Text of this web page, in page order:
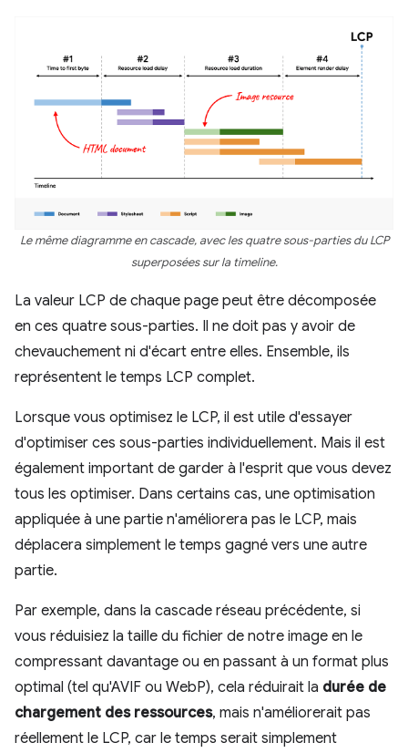
Le même diagramme en cascade, avec les quatre sous-parties du LCP
superposées sur la timeline.
La valeur LCP de chaque page peut être décomposée
en ces quatre sous-parties. Il ne doit pas y avoir de
chevauchement ni d'écart entre elles. Ensemble, ils
représentent le temps LCP complet.
Lorsque vous optimisez le LCP, il est utile d'essayer
d'optimiser ces sous-parties individuellement. Mais il est
également important de garder à l'esprit que vous devez
tous les optimiser. Dans certains cas, une optimisation
appliquée à une partie n'améliorera pas le LCP, mais
déplacera simplement le temps gagné vers une autre
partie.
Par exemple, dans la cascade réseau précédente, si
vous réduisiez la taille du fichier de notre image en le
compressant davantage ou en passant à un format plus
optimal (tel qu'AVIF ou WebP), cela réduirait la durée de
chargement des ressources, mais n'améliorerait pas
réellement le LCP, car le temps serait simplement